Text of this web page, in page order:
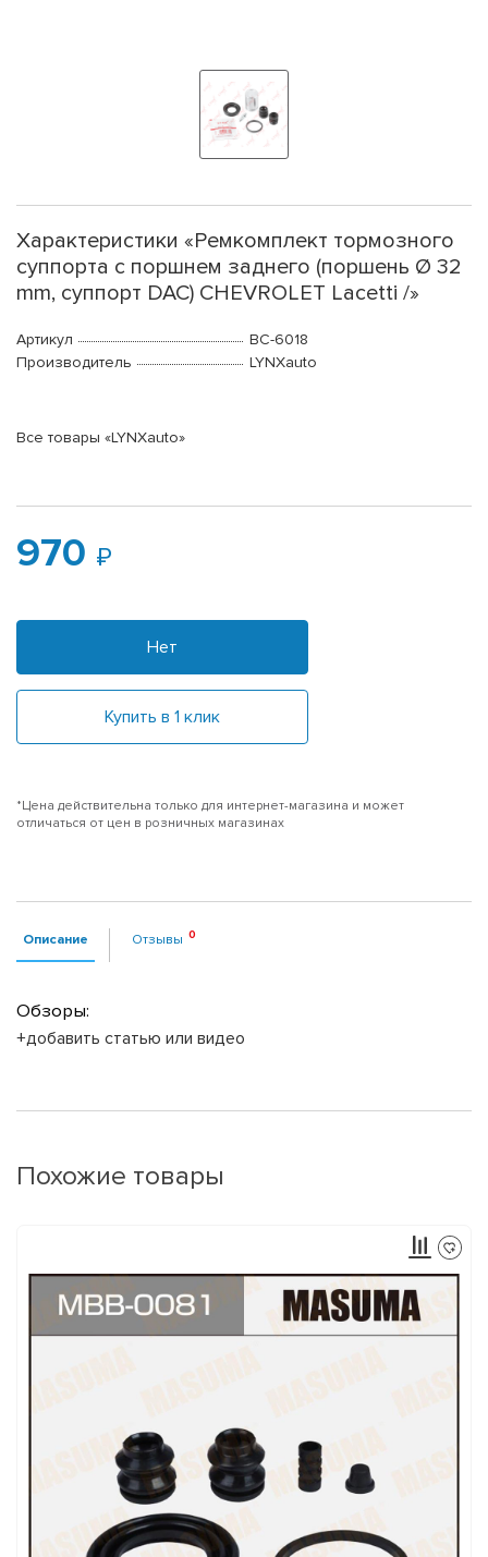
Характеристики «Ремкомплект тормозного
суппорта с поршнем заднего (поршень Ø 32
mm, суппорт DAC) CHEVROLET Lacetti /»
Артикул
BC-6018
Производитель
LYNXauto
Все товары «LYNXauto»
970
Нет
Купить в 1 клик
*Цена действительна только для интернет-магазина и может
отличаться от цен в розничных магазинах
Описание Отзывы
Обзоры:
+добавить статью или видео
Похожие товары